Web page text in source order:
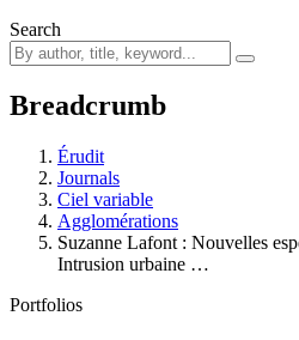
Search
Breadcrumb
Érudit
Journals
Ciel variable
Agglomérations
Suzanne Lafont : Nouvelles
Intrusion urbaine …
Portfolios